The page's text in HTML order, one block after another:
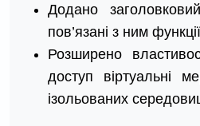
Додано
пов’язані з ним функції
Розширено
доступ віртуальні
ізольованих